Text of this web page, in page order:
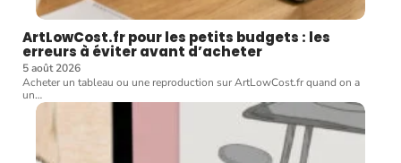
ArtLowCost.fr pour les petits budgets : les
erreurs à éviter avant d’acheter
5 août 2026
Acheter un tableau ou une reproduction sur ArtLowCost.fr quand on a
un…